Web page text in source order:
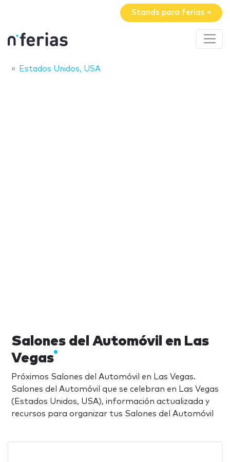
Stands para ferias »
Estados Unidos, USA
Salones del Automóvil en Las
Vegas
Próximos Salones del Automóvil en Las Vegas.
Salones del Automóvil que se celebran en Las Vegas
(Estados Unidos, USA), información actualizada y
recursos para organizar tus Salones del Automóvil